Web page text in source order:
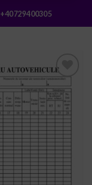
+40729400305
ADD TO
WISHLIST